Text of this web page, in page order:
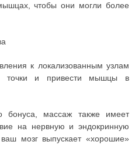
чтобы они могли более
к локализованным узлам
точки и привести мышцы в
бонуса, массаж также имеет
на нервную и эндокринную
мозг выпускает «хорошие»